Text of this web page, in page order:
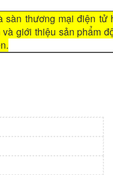
sàn thương mại điện tử
giới thiệu sản phẩm